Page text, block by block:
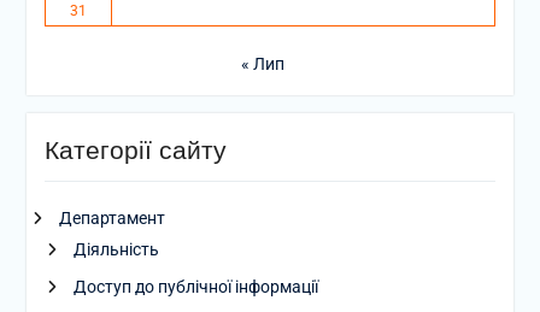
31
« Лип
Категорії сайту
Департамент
Діяльність
Доступ до публічної інформації